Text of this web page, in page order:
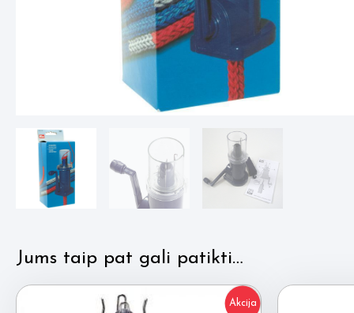
Jums taip pat gali patikti…
Akcija